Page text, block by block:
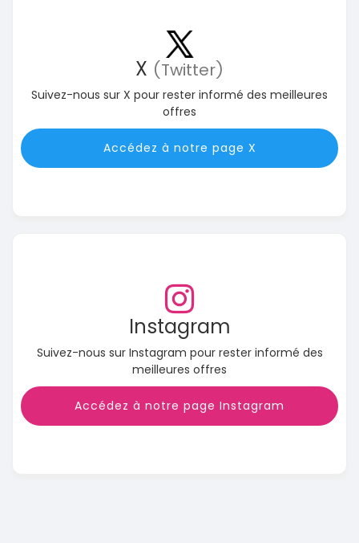
X (Twitter)
Suivez-nous sur X pour rester informé des meilleures
offres
Accédez à notre page X
Instagram
Suivez-nous sur Instagram pour rester informé des
meilleures offres
Accédez à notre page Instagram